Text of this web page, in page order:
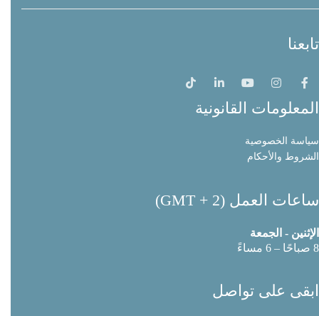
تابعنا
المعلومات القانونية
سياسة الخصوصية
الشروط والأحكام
ساعات العمل (GMT + 2)
الإثنين - الجمعة
8 صباحًا – 6 مساءً
ابقى على تواصل